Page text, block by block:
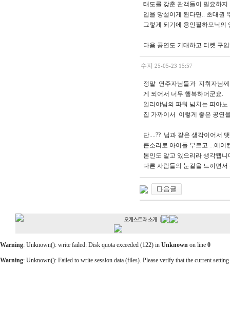
태도를 갖춘 관객들이 필요하
입을 망설이게 된다면.. 초대권
그렇게 되기에 용인필하모닉의
다음 공연도 기대하고 티켓 구
수지 25-05-23 15:57
정말 연주자님들과 지휘자님
게 되어서 너무 행복하더군요.
일리야님의 파워 넘치는 피아
집 가까이서 이렇게 좋은 공연
단....?? 님과 같은 생각이어서
큰소리로 아이들 부르고 ...에어
본인도 알고 있으리라 생각됍
다른 사람들의 눈길을 느끼면
Warning: Unknown(): write failed: Disk quota exceeded (122) in Unknown on line 0
Warning: Unknown(): Failed to write session data (files). Please verify that the current